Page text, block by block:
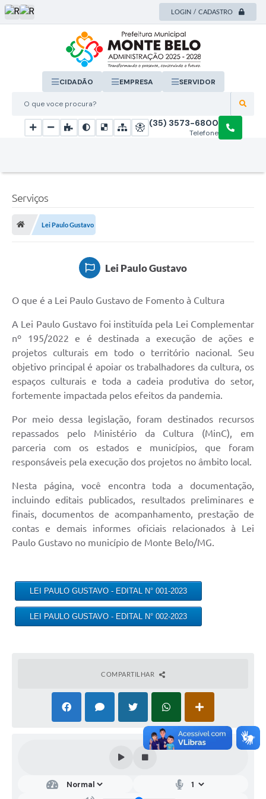
LOGIN / CADASTRO
O que voce procura?
CIDADÃO EMPRESA SERVIDOR
Telefone
(35) 3573-6800
Serviços
Lei Paulo Gustavo
Lei Paulo Gustavo
O que é a Lei Paulo Gustavo de Fomento à Cultura
A Lei Paulo Gustavo foi instituída pela Lei Complementar
nº 195/2022 e é destinada a execução de ações e
projetos culturais em todo o território nacional. Seu
objetivo principal é apoiar os trabalhadores da cultura, os
espaços culturais e toda a cadeia produtiva do setor,
fortemente impactada pelos efeitos da pandemia.
Por meio dessa legislação, foram destinados recursos
repassados pelo Ministério da Cultura (MinC), em
parceria com os estados e municípios, que foram
responsáveis pela execução dos projetos no âmbito local.
Nesta página, você encontra toda a documentação,
incluindo editais publicados, resultados preliminares e
finais, documentos de acompanhamento, prestação de
contas e demais informes oficiais relacionados à Lei
Paulo Gustavo no município de Monte Belo/MG.
LEI PAULO GUSTAVO - EDITAL N° 001-2023
LEI PAULO GUSTAVO - EDITAL N° 002-2023
COMPARTILHAR